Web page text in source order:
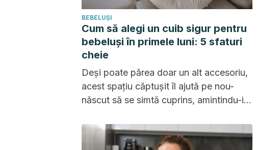
BEBELUȘI
Cum să alegi un cuib sigur pentru
bebeluși în primele luni: 5 sfaturi
cheie
Deși poate părea doar un alt accesoriu,
acest spațiu căptușit îl ajută pe nou-
născut să se simtă cuprins, amintindu-i